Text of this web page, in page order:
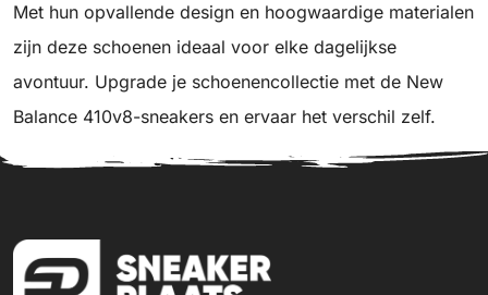
Met hun opvallende design en hoogwaardige materialen
zijn deze schoenen ideaal voor elke dagelijkse
avontuur. Upgrade je schoenencollectie met de New
Balance 410v8-sneakers en ervaar het verschil zelf.